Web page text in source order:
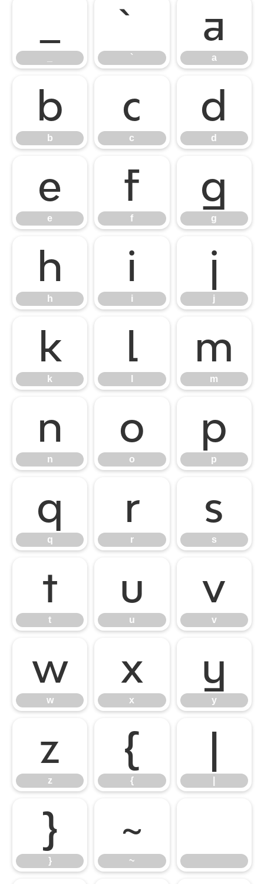
`
`
a
a
b
b
c
c
d
d
e
e
f
f
g
g
h
h
i
i
j
j
k
k
l m
m
n
n
o
o
p
p
q
q
r
r
s
s
t
t
u
u
v
v
w
w
x
x
y
y
z
z
{
{
|
}
}
~
~